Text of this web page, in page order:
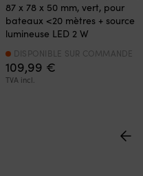
87 x 78 x 50 mm, vert, pour
bateaux <20 mètres + source
lumineuse LED 2 W
109,99 €
TVA incl.
DISPONIBLE SUR COMMANDE